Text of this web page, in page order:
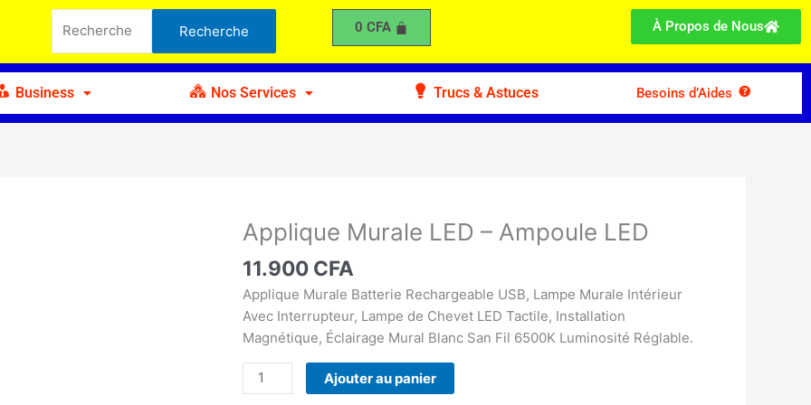
pour :
Recherche 0 CFA À Propos de Nous
Business Nos Services Trucs & Astuces Besoins d’Aides
Applique Murale LED – Ampoule LED
11.900 CFA
Applique Murale Batterie Rechargeable USB, Lampe Murale Intérieur
Avec Interrupteur, Lampe de Chevet LED Tactile, Installation
Magnétique, Éclairage Mural Blanc San Fil 6500K Luminosité Réglable.
quantité
Applique
Murale
LED
-
LED
Ajouter au panier
Ampoule
LED